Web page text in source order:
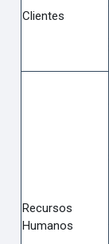
Clientes
Recursos
Humanos